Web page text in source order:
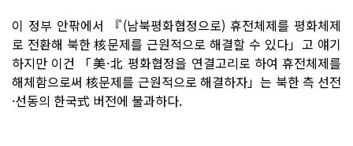
이 정부 안팎에서 『(남북평화협정으로) 휴전체제를 평화체제
로 전환해 북한 核문제를 근원적으로 해결할 수 있다」고 얘기
하지만 이건 「美·北 평화협정을 연결고리로 하여 휴전체제를
해체함으로써 核문제를 근원적으로 해결하자」는 북한 측 선전
·선동의 한국式 버전에 불과하다.